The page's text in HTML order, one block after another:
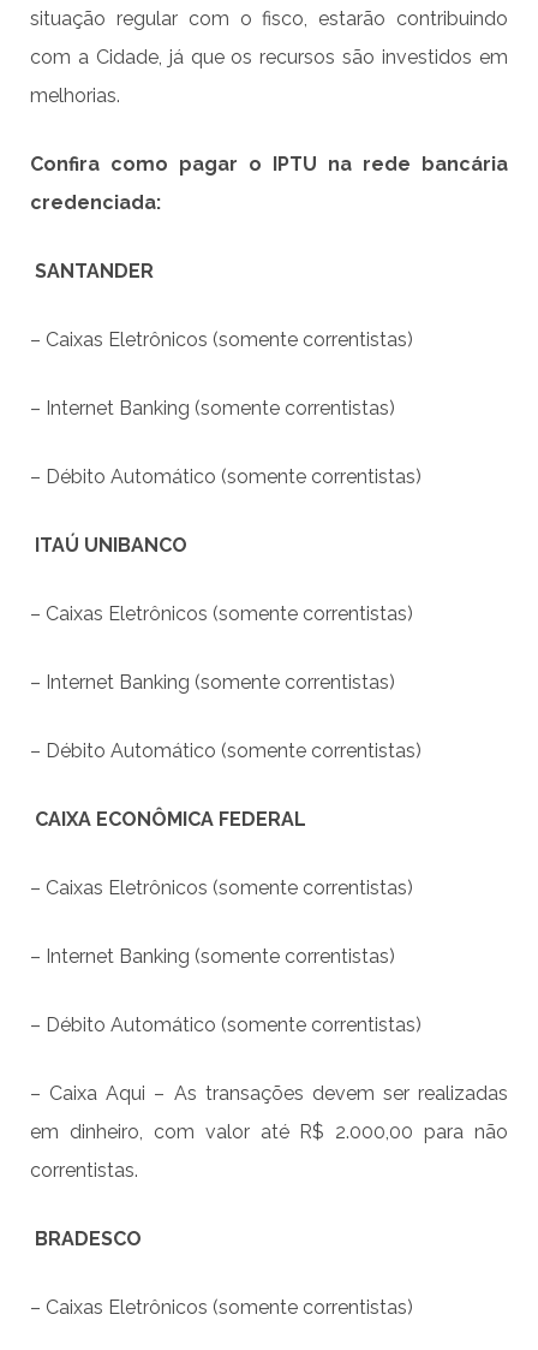
situação regular com o fisco, estarão contribuindo
com a Cidade, já que os recursos são investidos em
melhorias.
Confira como pagar o IPTU na rede bancária
credenciada:
SANTANDER
– Caixas Eletrônicos (somente correntistas)
– Internet Banking (somente correntistas)
– Débito Automático (somente correntistas)
ITAÚ UNIBANCO
– Caixas Eletrônicos (somente correntistas)
– Internet Banking (somente correntistas)
– Débito Automático (somente correntistas)
CAIXA ECONÔMICA FEDERAL
– Caixas Eletrônicos (somente correntistas)
– Internet Banking (somente correntistas)
– Débito Automático (somente correntistas)
– Caixa Aqui – As transações devem ser realizadas
em dinheiro, com valor até R$ 2.000,00 para não
correntistas.
BRADESCO
– Caixas Eletrônicos (somente correntistas)